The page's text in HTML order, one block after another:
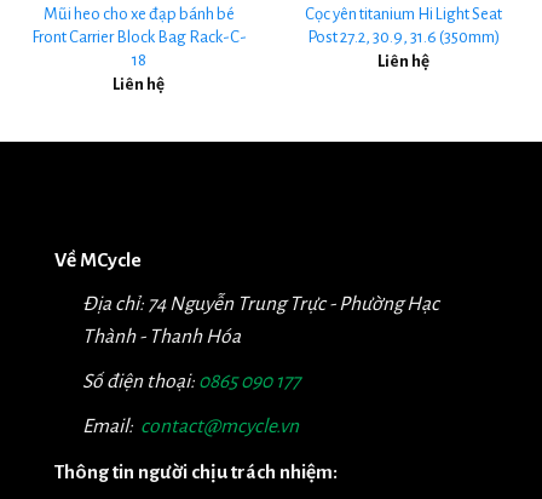
Mũi heo cho xe đạp bánh bé
Front Carrier Block Bag Rack-C-
18
Liên hệ
Cọc yên titanium Hi Light Seat
Post 27.2, 30.9, 31.6 (350mm)
Liên hệ
Về MCycle
Địa chỉ: 74 Nguyễn Trung Trực - Phường Hạc
Thành - Thanh Hóa
Số điện thoại: 0865 090 177
Email: contact@mcycle.vn
Thông tin người chịu trách nhiệm: